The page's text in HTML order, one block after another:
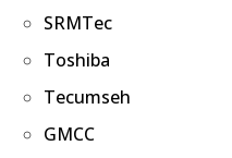
SRMTec
Toshiba
Tecumseh
GMCC